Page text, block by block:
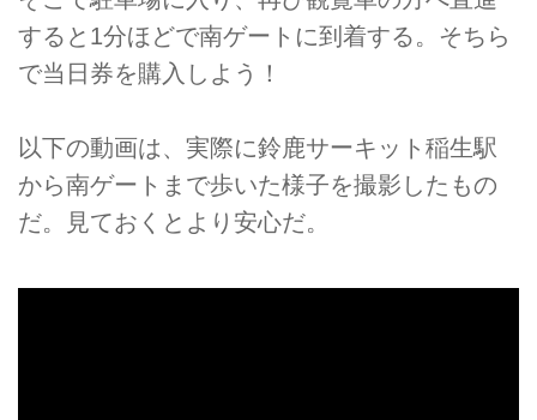
すると1分ほどで南ゲートに到着する。そちら
で当日券を購入しよう！
以下の動画は、実際に鈴鹿サーキット稲生駅
から南ゲートまで歩いた様子を撮影したもの
だ。見ておくとより安心だ。